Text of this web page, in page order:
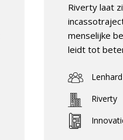
Riverty laat
menselijke
leidt tot
Riverty